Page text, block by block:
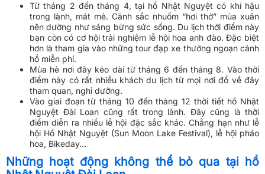
Từ tháng 2 đến tháng 4, tại hồ Nhật Nguyệt có khí hậu
trong lành, mát mẻ. Cảnh sắc nhuốm “hơi thở” mùa xuân
nên dường như sáng bừng sức sống. Du lịch thời điểm này
bạn còn có cơ hội trải nghiệm lễ hội hoa anh đào. Đặc biệt
hơn là tham gia vào những tour đạp xe thưởng ngoạn cảnh
hồ miễn phí.
Mùa hè nơi đây kéo dài từ tháng 6 đến tháng 8. Vào thời
điểm này có rất nhiều khách du lịch từ mọi nơi đổ về đây
tham quan, nghỉ dưỡng.
Vào giai đoạn từ tháng 10 đến tháng 12 thời tiết hồ Nhật
Nguyệt Đài Loan cũng rất trong lành. Đây cũng là thời
điểm diễn ra nhiều lễ hội đặc sắc khác. Chẳng hạn như lễ
hội Hồ Nhật Nguyệt (Sun Moon Lake Festival), lễ hội pháo
hoa, Bikeday…
Những hoạt động không thể bỏ qua tại hồ